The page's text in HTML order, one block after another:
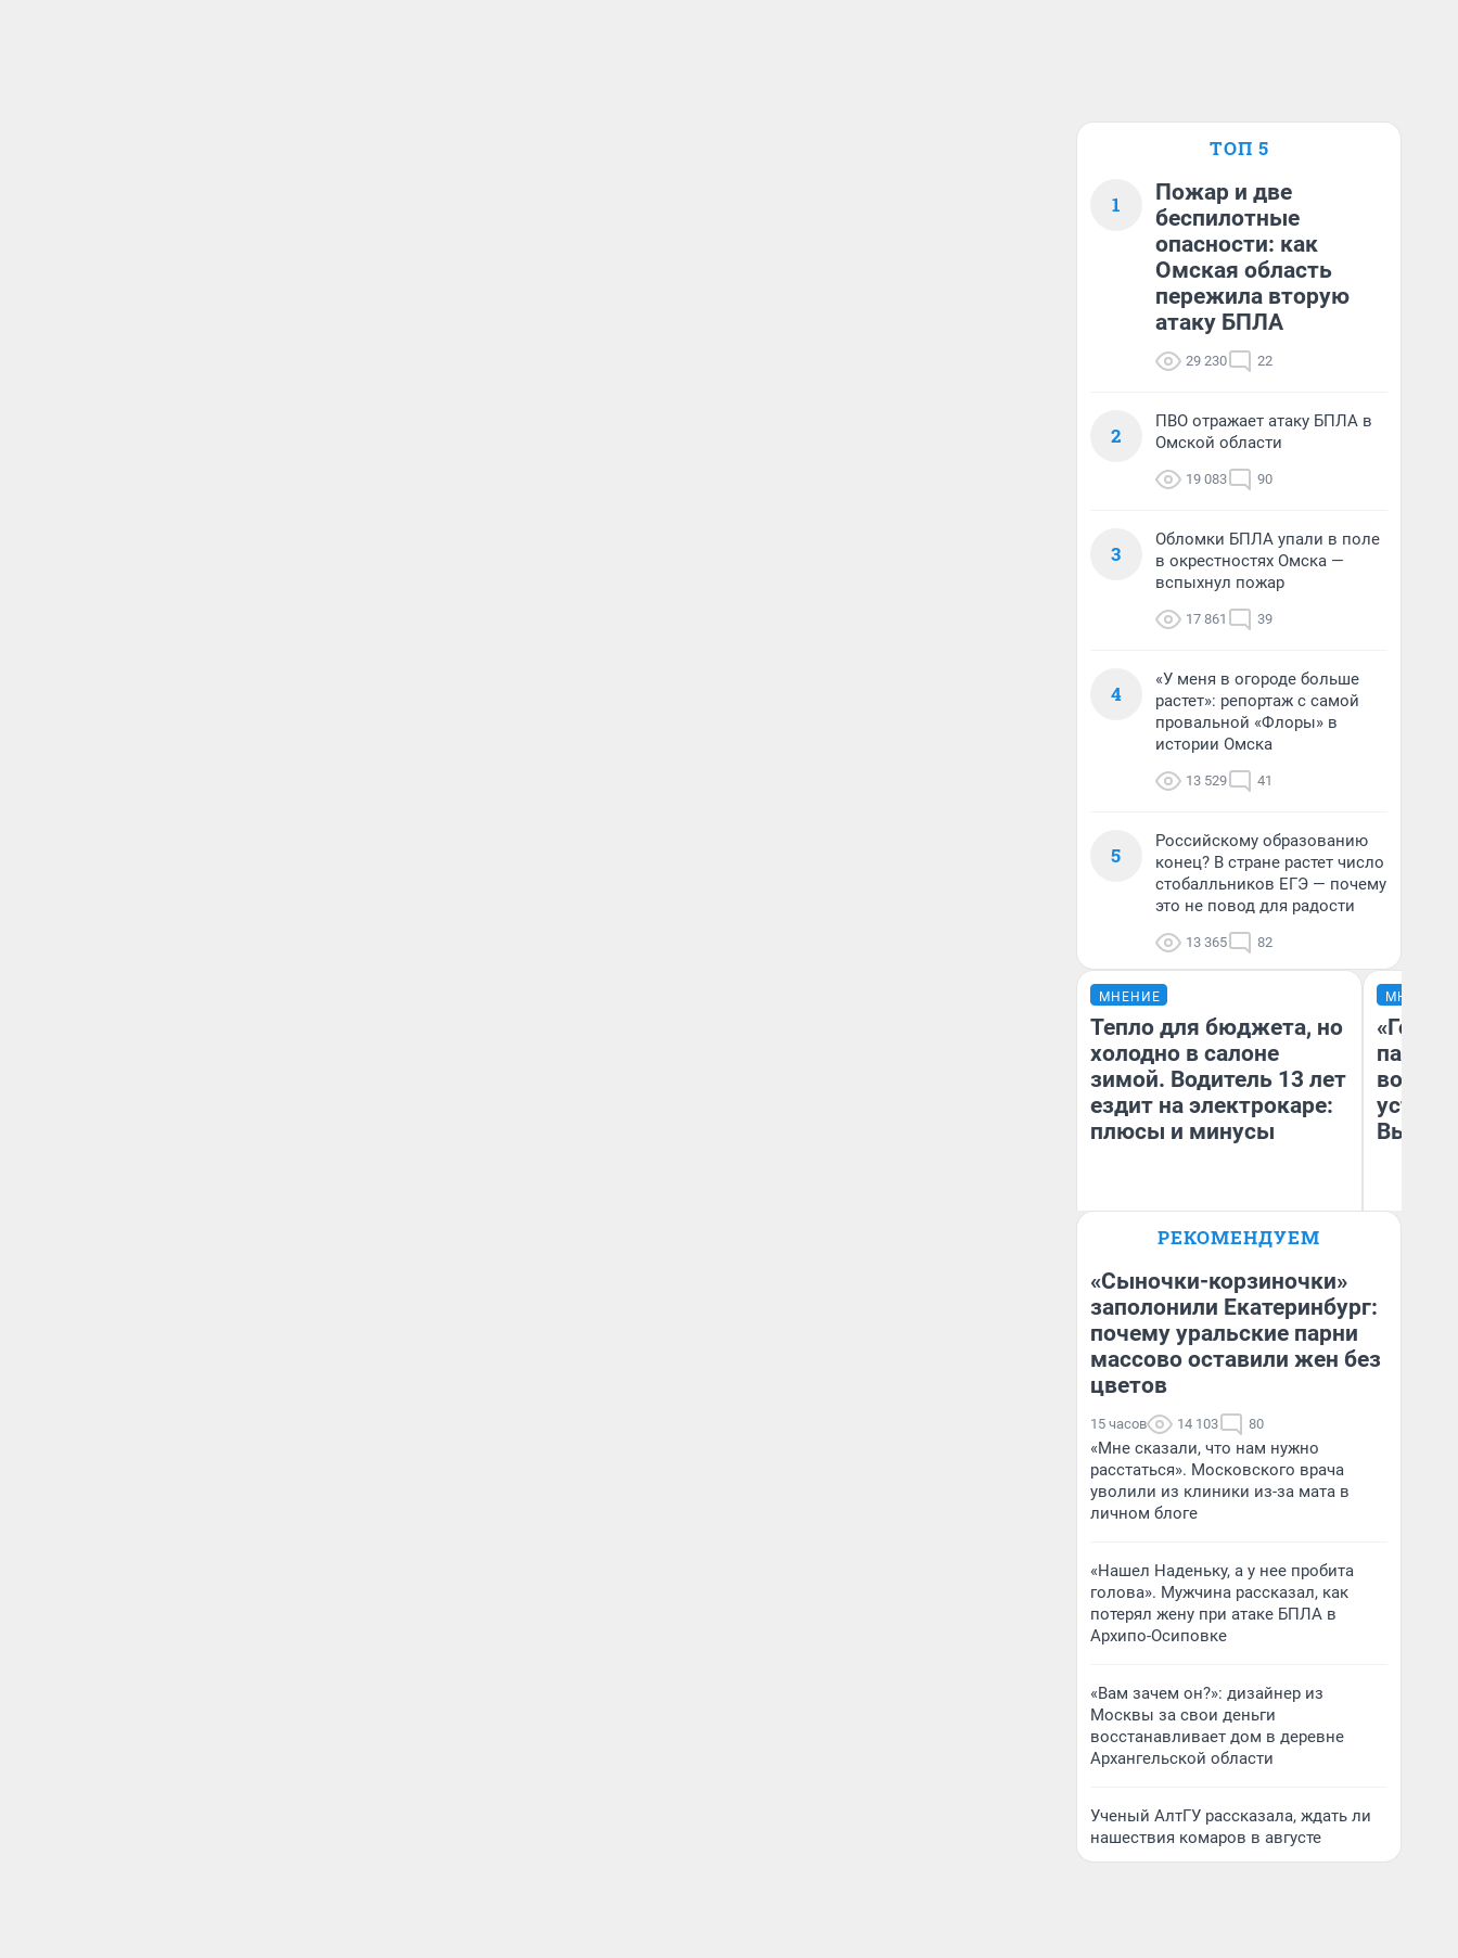
ТОП 5
1
Пожар и две
беспилотные
опасности: как
Омская область
пережила вторую
атаку БПЛА
29 230 22
2
ПВО отражает атаку БПЛА в
Омской области
19 083 90
3
Обломки БПЛА упали в поле
в окрестностях Омска —
вспыхнул пожар
17 861 39
4
«У меня в огороде больше
растет»: репортаж с самой
провальной «Флоры» в
истории Омска
13 529 41
5
Российскому образованию
конец? В стране растет число
стобалльников ЕГЭ — почему
это не повод для радости
13 365 82
МНЕНИЕ
Тепло для бюджета, но
холодно в салоне
зимой. Водитель 13 лет
ездит на электрокаре:
плюсы и минусы
Денис Дедюхин
МНЕНИЕ
РЕКОМЕНДУЕМ
«Сыночки-корзиночки»
заполонили Екатеринбург:
почему уральские парни
массово оставили жен без
цветов
15 часов 14 103 80
«Мне сказали, что нам нужно
расстаться». Московского врача
уволили из клиники из-за мата в
личном блоге
«Нашел Наденьку, а у нее пробита
голова». Мужчина рассказал, как
потерял жену при атаке БПЛА в
Архипо-Осиповке
«Вам зачем он?»: дизайнер из
Москвы за свои деньги
восстанавливает дом в деревне
Архангельской области
Ученый АлтГУ рассказала, ждать ли
нашествия комаров в августе